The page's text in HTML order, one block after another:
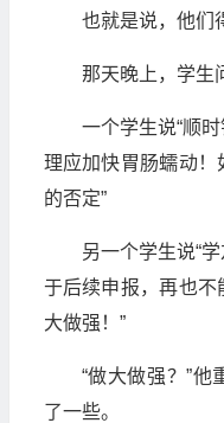
也就是说，他们
那天晚上，学生
一个学生说“顺
理应加快胃肠蠕动
的否定”
另一个学生说“
于后续申报，再也
大做强！”
“做大做强？”他
了一些。